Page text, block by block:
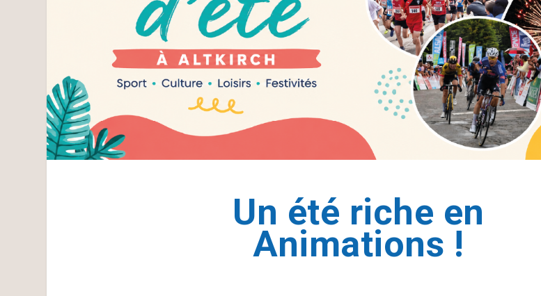
Un été riche en
Animations !